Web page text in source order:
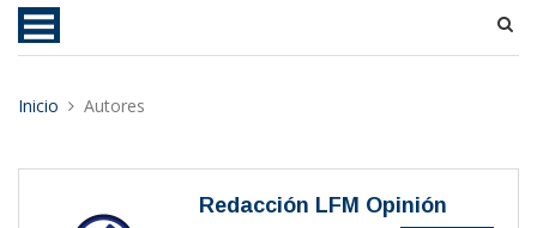
Inicio Autores
Redacción LFM Opinión